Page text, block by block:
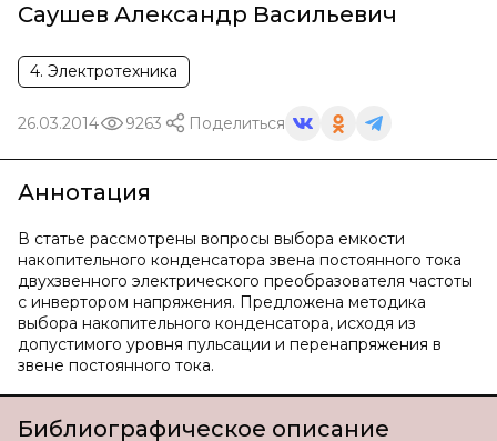
Саушев Александр Васильевич
4. Электротехника
26.03.2014 9263 Поделиться
Аннотация
В статье рассмотрены вопросы выбора емкости
накопительного конденсатора звена постоянного тока
двухзвенного электрического преобразователя частоты
с инвертором напряжения. Предложена методика
выбора накопительного конденсатора, исходя из
допустимого уровня пульсации и перенапряжения в
звене постоянного тока.
Библиографическое описание